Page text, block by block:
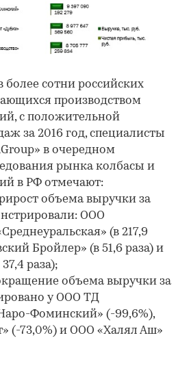
более сотни российских
производством
с положительной
за 2016 год, специалисты
в очередном
рынка колбасы и
в РФ отмечают:
объема выручки за
ООО
(в 217,9
Бройлер» (в 51,6 раза) и
раза);
объема выручки за
у ООО ТД
Фоминский» (-99,6%),
(-73,0%) и ООО «Халял Аш»